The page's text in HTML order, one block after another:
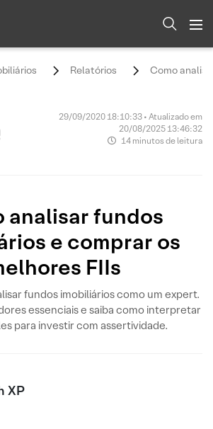
Relatórios Como
29/09/2020 18:10:33 • Atualizado em
20/08/2025 13:46:32
14 minutos de leitura
analisar fundos
e comprar os
FIIs
fundos imobiliários como um expert.
essenciais e saiba como interpretar
para investir com assertividade.
XP